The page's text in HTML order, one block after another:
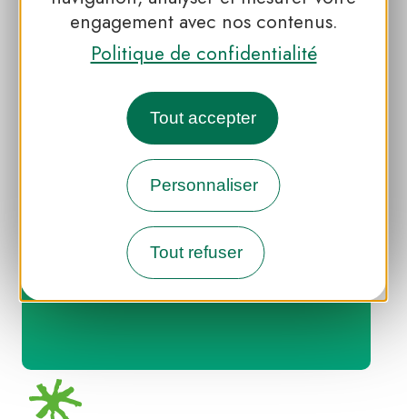
engagement avec nos contenus.
Politique de confidentialité
Tout accepter
Personnaliser
Tout refuser
faire du Ventoux
Toutes les expériences
des Parcs naturels régionaux